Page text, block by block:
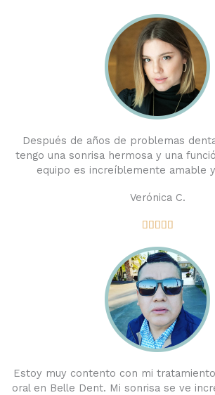
Después de años de problemas
tengo una sonrisa hermosa y una
equipo es increíblemente amable
Verónica C.
    Valorado
5
de
5
Estoy muy contento con mi
oral en Belle Dent. Mi sonrisa se ve